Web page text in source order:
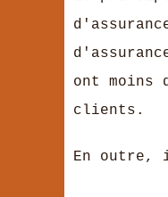
ont
clients.
En outre,